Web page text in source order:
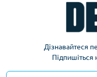
Дізнавайтеся
Підпишіться